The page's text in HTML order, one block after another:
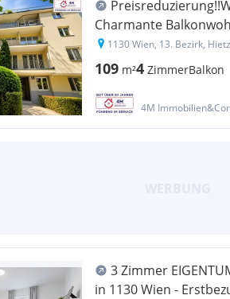
Charmante
Hietzing
1130 Wien, 13. Bezirk,
109 m²4 ZimmerBalkon
4M
3 Zimmer
in 1130 Wien -